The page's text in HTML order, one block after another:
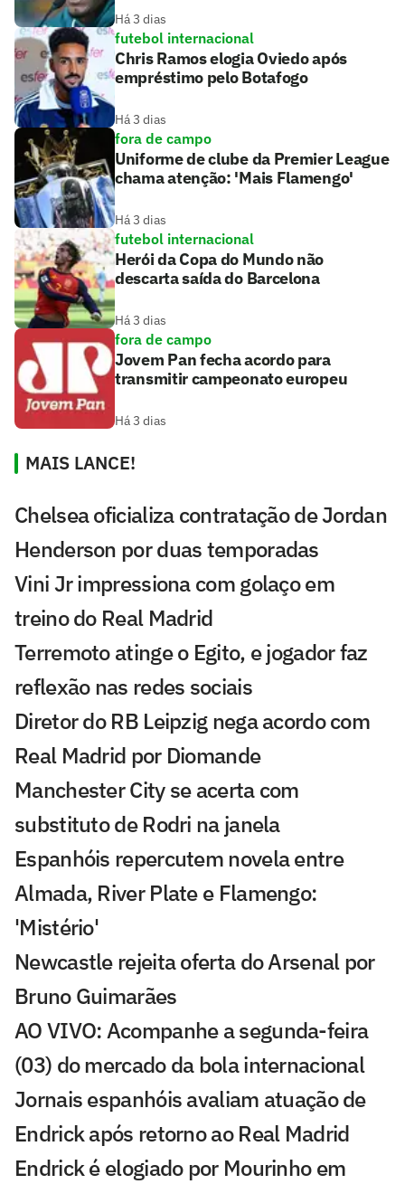
Há 3 dias
futebol internacional
Chris Ramos elogia Oviedo após
empréstimo pelo Botafogo
Há 3 dias
fora de campo
Uniforme de clube da Premier League
chama atenção: 'Mais Flamengo'
Há 3 dias
futebol internacional
Herói da Copa do Mundo não
descarta saída do Barcelona
Há 3 dias
fora de campo
Jovem Pan fecha acordo para
transmitir campeonato europeu
Há 3 dias
MAIS LANCE!
Chelsea oficializa contratação de Jordan
Henderson por duas temporadas
Vini Jr impressiona com golaço em
treino do Real Madrid
Terremoto atinge o Egito, e jogador faz
reflexão nas redes sociais
Diretor do RB Leipzig nega acordo com
Real Madrid por Diomande
Manchester City se acerta com
substituto de Rodri na janela
Espanhóis repercutem novela entre
Almada, River Plate e Flamengo:
'Mistério'
Newcastle rejeita oferta do Arsenal por
Bruno Guimarães
AO VIVO: Acompanhe a segunda-feira
(03) do mercado da bola internacional
Jornais espanhóis avaliam atuação de
Endrick após retorno ao Real Madrid
Endrick é elogiado por Mourinho em